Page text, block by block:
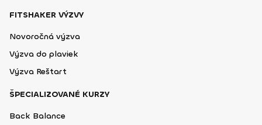
FITSHAKER VÝZVY
Novoročná výzva
Výzva do plaviek
Výzva Reštart
ŠPECIALIZOVANÉ KURZY
Back Balance